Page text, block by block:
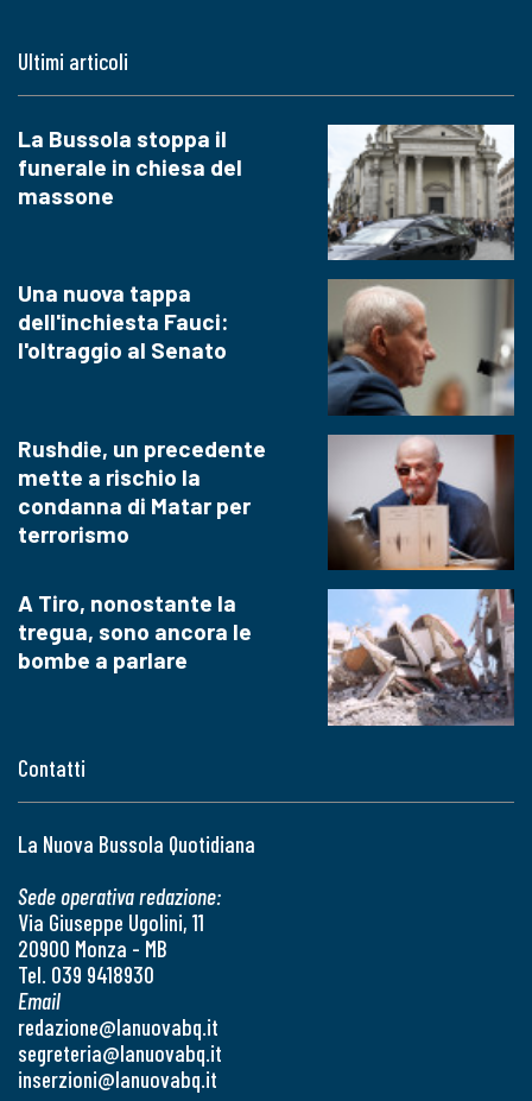
Contatti
La Nuova Bussola Quotidiana
Sede operativa redazione:
Via Giuseppe Ugolini, 11
20900 Monza - MB
Tel. 039 9418930
Email
redazione@lanuovabq.it
segreteria@lanuovabq.it
inserzioni@lanuovabq.it
Ultimi articoli
La Bussola stoppa il
funerale in chiesa del
massone
Una nuova tappa
dell'inchiesta Fauci:
l'oltraggio al Senato
Rushdie, un precedente
mette a rischio la
condanna di Matar per
terrorismo
A Tiro, nonostante la
tregua, sono ancora le
bombe a parlare